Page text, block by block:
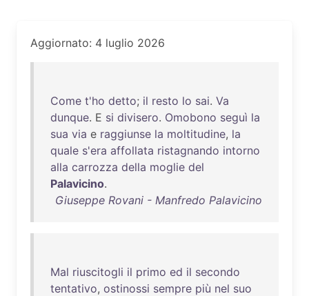
Aggiornato: 4 luglio 2026
Come t'ho detto; il resto lo sai. Va
dunque. E si divisero. Omobono seguì la
sua via e raggiunse la moltitudine, la
quale s'era affollata ristagnando intorno
alla carrozza della moglie del
Palavicino.
Giuseppe Rovani - Manfredo Palavicino
Mal riuscitogli il primo ed il secondo
tentativo, ostinossi sempre più nel suo